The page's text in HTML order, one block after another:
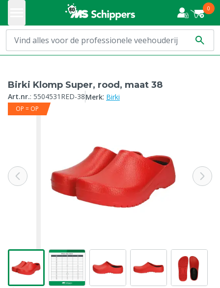
0
Birki Klomp Super, rood, maat 38
Art.nr.: 5504531RED-38Merk: Birki
OP = OP